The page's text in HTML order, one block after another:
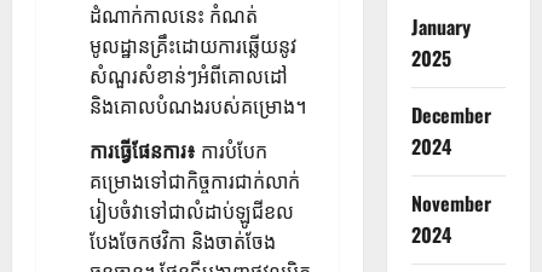
ដំណាក់កាលនេះ កំណត់
មូលដ្ឋានគ្រឹះដោយការឆ្លើយនូវ
សំណួរសំខាន់ៗអំពីគោលដៅ
និងគោលបំណងរបស់គម្រោង។
ការធ្វើផែនការ៖ ការបំបែក
គម្រោងទៅជាកិច្ចការជាក់លាក់
រៀបចំវាទៅជាលំដាប់ឡូជីខល
បែងចែកថវិកា និងចាត់ចែង
January
2025
December
2024
November
2024